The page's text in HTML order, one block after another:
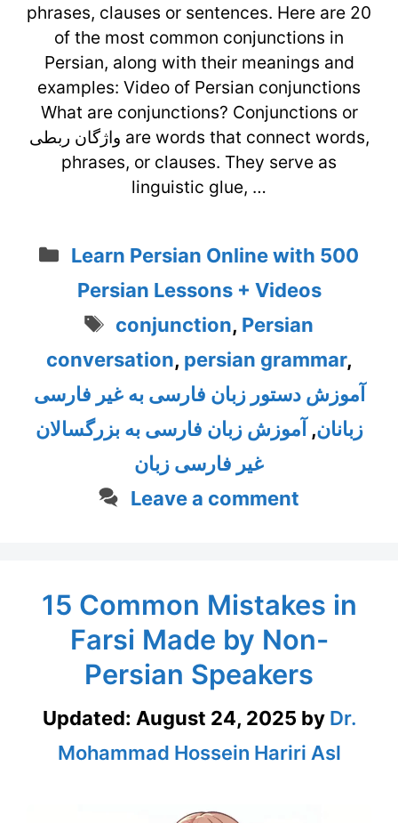
phrases, clauses or sentences. Here are 20
of the most common conjunctions in
Persian, along with their meanings and
examples: Video of Persian conjunctions
What are conjunctions? Conjunctions or
واژگان ربطی are words that connect words,
phrases, or clauses. They serve as
linguistic glue, …
Categories
Learn Persian Online with 500
Persian Lessons + Videos
Tags
conjunction, Persian
conversation, persian grammar,
آموزش دستور زبان فارسی به غیر فارسی
زبانان, آموزش زبان فارسی به بزرگسالان
غیر فارسی زبان
Leave a comment
15 Common Mistakes in
Farsi Made by Non-
Persian Speakers
Updated: August 24, 2025 by Dr.
Mohammad Hossein Hariri Asl